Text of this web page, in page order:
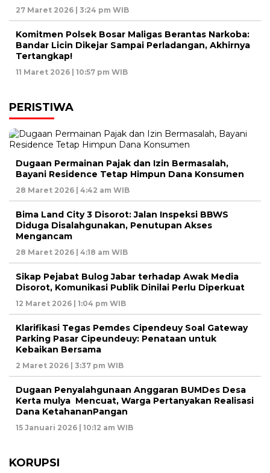
27 Maret 2026 | 3:24 pm WIB
Komitmen Polsek Bosar Maligas Berantas Narkoba:
Bandar Licin Dikejar Sampai Perladangan, Akhirnya
Tertangkap!
11 Maret 2026 | 10:57 pm WIB
PERISTIWA
Dugaan Permainan Pajak dan Izin Bermasalah,
Bayani Residence Tetap Himpun Dana Konsumen
28 Maret 2026 | 4:42 am WIB
Bima Land City 3 Disorot: Jalan Inspeksi BBWS
Diduga Disalahgunakan, Penutupan Akses
Mengancam
28 Maret 2026 | 4:18 am WIB
Sikap Pejabat Bulog Jabar terhadap Awak Media
Disorot, Komunikasi Publik Dinilai Perlu Diperkuat
12 Maret 2026 | 1:04 pm WIB
Klarifikasi Tegas Pemdes Cipendeuy Soal Gateway
Parking Pasar Cipeundeuy: Penataan untuk
Kebaikan Bersama
2 Maret 2026 | 3:37 pm WIB
Dugaan Penyalahgunaan Anggaran BUMDes Desa
Kerta mulya Mencuat, Warga Pertanyakan Realisasi
Dana KetahananPangan
15 Januari 2026 | 10:12 am WIB
KORUPSI